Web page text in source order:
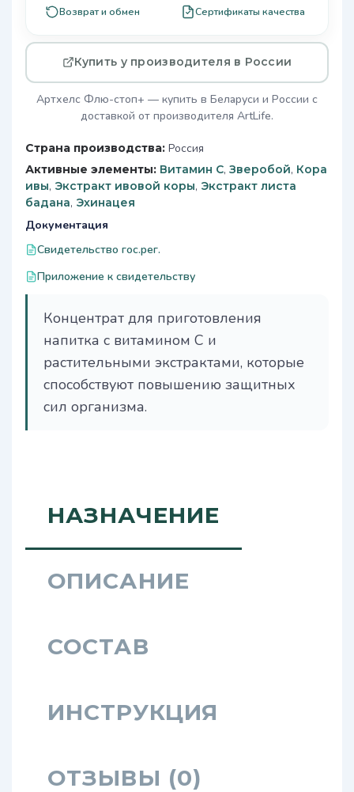
Страна производства: Россия
Активные элементы: Витамин C, Зверобой, Кора
ивы, Экстракт ивовой коры, Экстракт листа
бадана, Эхинацея
Документация
Свидетельство гос.рег.
Приложение к свидетельству
Концентрат для приготовления
напитка с витамином С и
растительными экстрактами, которые
способствуют повышению защитных
сил организма.
Возврат и обмен
Сертификаты качества
Купить у производителя в России
Артхелс Флю-стоп+ — купить в Беларуси и России с
доставкой от производителя ArtLife.
НАЗНАЧЕНИЕ
ОПИСАНИЕ
СОСТАВ
ИНСТРУКЦИЯ
ОТЗЫВЫ (0)